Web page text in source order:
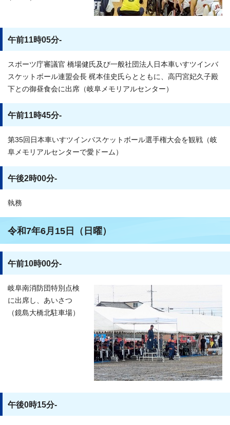
午前11時05分-
スポーツ庁審議官 橋場健氏及び一般社団法人日本車いすツインバ
スケットボール連盟会長 梶本佳史氏らとともに、高円宮妃久子殿
下との御昼食会に出席（岐阜メモリアルセンター）
午前11時45分-
第35回日本車いすツインバスケットボール選手権大会を観戦（岐
阜メモリアルセンターで愛ドーム）
午後2時00分-
執務
令和7年6月15日（日曜）
午前10時00分-
岐阜南消防団特別点検
に出席し、あいさつ
（鏡島大橋北駐車場）
午後0時15分-